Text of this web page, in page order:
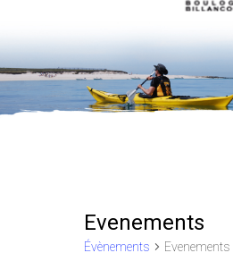
Evenements
Évènements Evenements